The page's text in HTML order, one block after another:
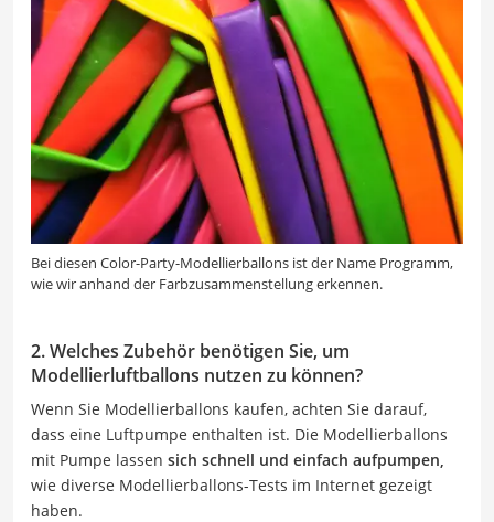
Bei diesen Color-Party-Modellierballons ist der Name Programm,
wie wir anhand der Farbzusammenstellung erkennen.
2. Welches Zubehör benötigen Sie, um
Modellierluftballons nutzen zu können?
Wenn Sie Modellierballons kaufen, achten Sie darauf,
dass eine Luftpumpe enthalten ist. Die Modellierballons
mit Pumpe lassen sich schnell und einfach aufpumpen,
wie diverse Modellierballons-Tests im Internet gezeigt
haben.